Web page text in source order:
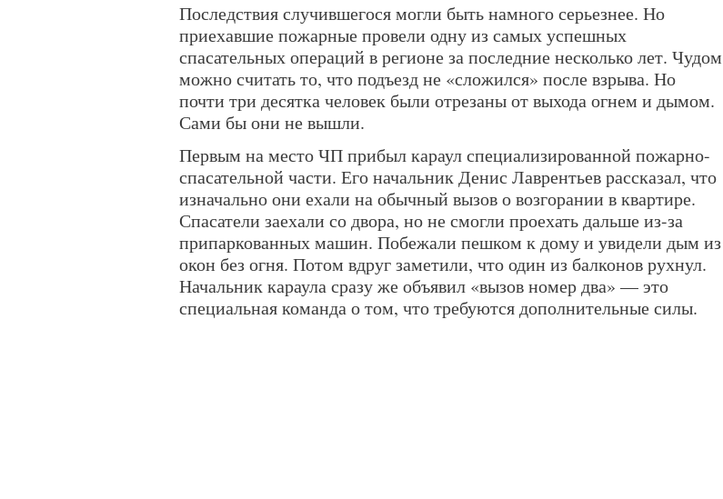
Последствия случившегося могли быть намного серьезнее. Но
приехавшие пожарные провели одну из самых успешных
спасательных операций в регионе за последние несколько лет. Чудом
можно считать то, что подъезд не «сложился» после взрыва. Но
почти три десятка человек были отрезаны от выхода огнем и дымом.
Сами бы они не вышли.
Первым на место ЧП прибыл караул специализированной пожарно-
спасательной части. Его начальник Денис Лаврентьев рассказал, что
изначально они ехали на обычный вызов о возгорании в квартире.
Спасатели заехали со двора, но не смогли проехать дальше из-за
припаркованных машин. Побежали пешком к дому и увидели дым из
окон без огня. Потом вдруг заметили, что один из балконов рухнул.
Начальник караула сразу же объявил «вызов номер два» — это
специальная команда о том, что требуются дополнительные силы.